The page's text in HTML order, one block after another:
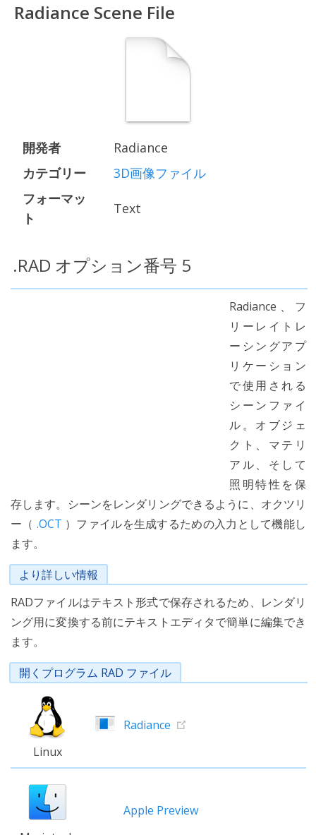
Radiance Scene File
開発者
Radiance
カテゴリー
3D画像ファイル
フォーマッ
ト
Text
.RAD オプション番号 5
Radiance、フ
リーレイトレ
ーシングアプ
リケーション
で使用される
シーンファイ
ル。オブジェ
クト、マテリ
アル、そして
照明特性を保
存します。シーンをレンダリングできるように、オクツリ
ー（ .OCT ）ファイルを生成するための入力として機能し
ます。
より詳しい情報
RADファイルはテキスト形式で保存されるため、レンダリ
ング用に変換する前にテキストエディタで簡単に編集でき
ます。
開くプログラム RAD ファイル
Linux
Radiance
Apple Preview